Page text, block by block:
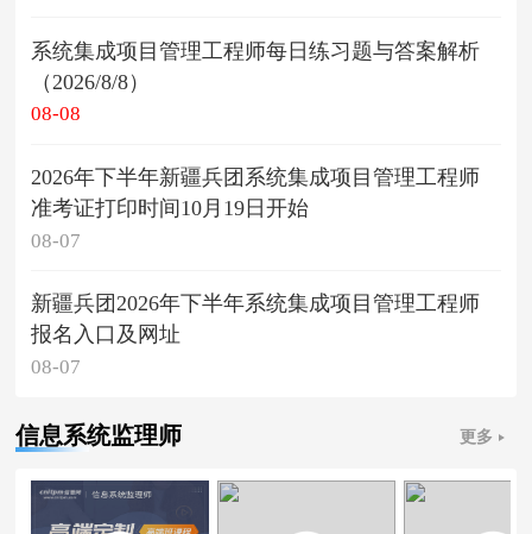
系统集成项目管理工程师每日练习题与答案解析
（2026/8/8）
08-08
2026年下半年新疆兵团系统集成项目管理工程师
准考证打印时间10月19日开始
08-07
新疆兵团2026年下半年系统集成项目管理工程师
报名入口及网址
08-07
信息系统监理师 更多